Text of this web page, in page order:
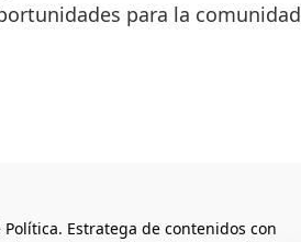
para la comunidad
Estratega de contenidos con